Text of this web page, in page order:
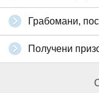
Грабомани,
Получени